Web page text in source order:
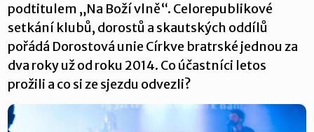
podtitulem „Na Boží vlně“. Celorepublikové
setkání klubů, dorostů a skautských oddílů
pořádá Dorostová unie Církve bratrské jednou za
dva roky už od roku 2014. Co účastníci letos
prožili a co si ze sjezdu odvezli?